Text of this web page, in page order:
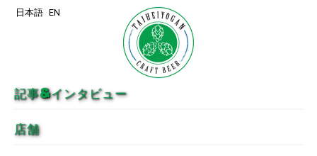
記事&インタビュー
店舗
日本語 EN